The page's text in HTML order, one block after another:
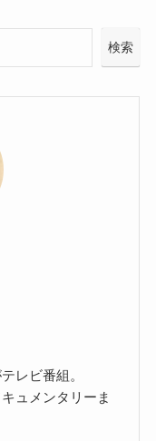
検索
レビ番組。
ュメンタリーま